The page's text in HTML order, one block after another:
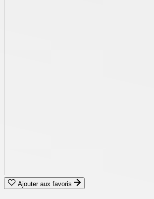
Ajouter aux favoris